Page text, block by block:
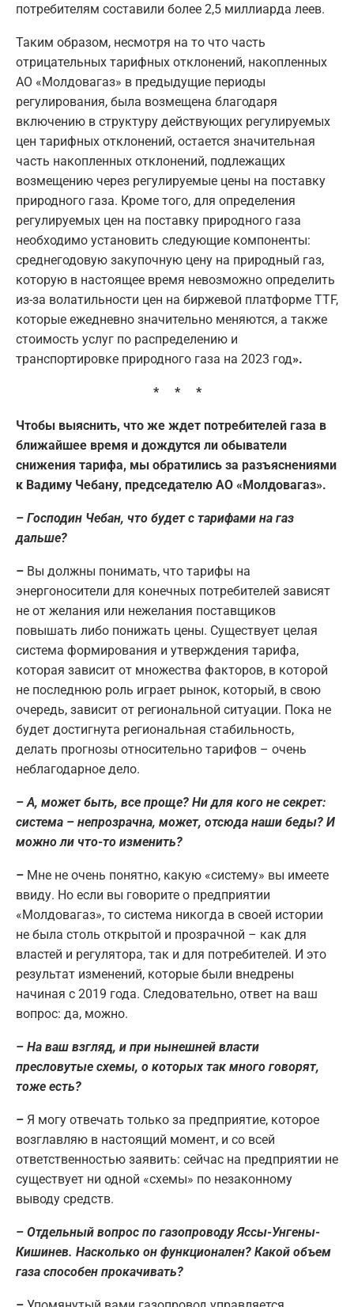
потребителям составили более 2,5 миллиарда леев.
Таким образом, несмотря на то что часть
отрицательных тарифных отклонений, накопленных
АО «Молдовагаз» в предыдущие периоды
регулирования, была возмещена благодаря
включению в структуру действующих регулируемых
цен тарифных отклонений, остается значительная
часть накопленных отклонений, подлежащих
возмещению через регулируемые цены на поставку
природного газа. Кроме того, для определения
регулируемых цен на поставку природного газа
необходимо установить следующие компоненты:
среднегодовую закупочную цену на природный газ,
которую в настоящее время невозможно определить
из-за волатильности цен на биржевой платформе TTF,
которые ежедневно значительно меняются, а также
стоимость услуг по распределению и
транспортировке природного газа на 2023 год».
* * *
Чтобы выяснить, что же ждет потребителей газа в
ближайшее время и дождутся ли обыватели
снижения тарифа, мы обратились за разъяснениями
к Вадиму Чебану, председателю АО «Молдовагаз».
– Господин Чебан, что будет с тарифами на газ
дальше?
– Вы должны понимать, что тарифы на
энергоносители для конечных потребителей зависят
не от желания или нежелания поставщиков
повышать либо понижать цены. Существует целая
система формирования и утверждения тарифа,
которая зависит от множества факторов, в которой
не последнюю роль играет рынок, который, в свою
очередь, зависит от региональной ситуации. Пока не
будет достигнута региональная стабильность,
делать прогнозы относительно тарифов – очень
неблагодарное дело.
– А, может быть, все проще? Ни для кого не секрет:
система – непрозрачна, может, отсюда наши беды? И
можно ли что-то изменить?
– Мне не очень понятно, какую «систему» вы имеете
ввиду. Но если вы говорите о предприятии
«Молдовагаз», то система никогда в своей истории
не была столь открытой и прозрачной – как для
властей и регулятора, так и для потребителей. И это
результат изменений, которые были внедрены
начиная с 2019 года. Следовательно, ответ на ваш
вопрос: да, можно.
– На ваш взгляд, и при нынешней власти
пресловутые схемы, о которых так много говорят,
тоже есть?
– Я могу отвечать только за предприятие, которое
возглавляю в настоящий момент, и со всей
ответственностью заявить: сейчас на предприятии не
существует ни одной «схемы» по незаконному
выводу средств.
– Отдельный вопрос по газопроводу Яссы-Унгены-
Кишинев. Насколько он функционален? Какой объем
газа способен прокачивать?